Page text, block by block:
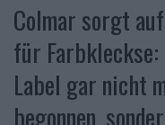
Colmar sorgt
für
Label gar nicht
begonnen,